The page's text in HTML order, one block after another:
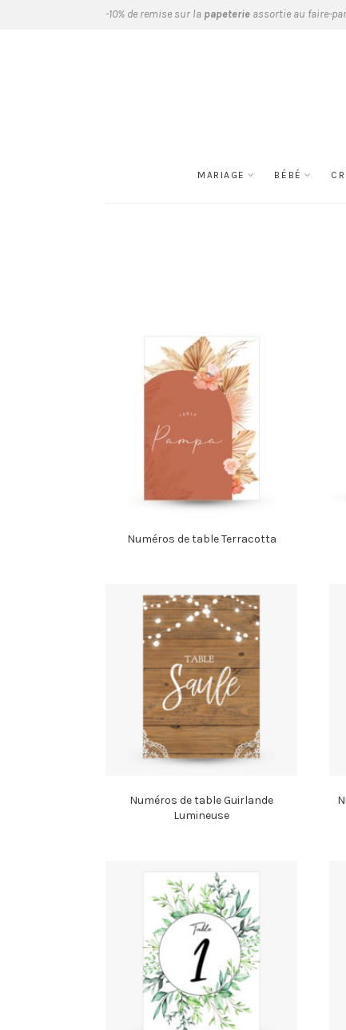
-10% de remise sur la papeterie assortie au faire-
MARIAGE BÉBÉ
Numéros de table Terracotta
Numéros de table Guirlande
Lumineuse